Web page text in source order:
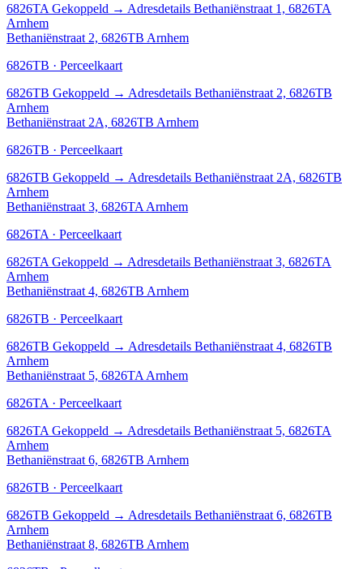
6826TA Gekoppeld → Adresdetails Bethaniënstraat 1, 6826TA
Arnhem
Bethaniënstraat 2, 6826TB Arnhem
6826TB · Perceelkaart
6826TB Gekoppeld → Adresdetails Bethaniënstraat 2, 6826TB
Arnhem
Bethaniënstraat 2A, 6826TB Arnhem
6826TB · Perceelkaart
6826TB Gekoppeld → Adresdetails Bethaniënstraat 2A, 6826TB
Arnhem
Bethaniënstraat 3, 6826TA Arnhem
6826TA · Perceelkaart
6826TA Gekoppeld → Adresdetails Bethaniënstraat 3, 6826TA
Arnhem
Bethaniënstraat 4, 6826TB Arnhem
6826TB · Perceelkaart
6826TB Gekoppeld → Adresdetails Bethaniënstraat 4, 6826TB
Arnhem
Bethaniënstraat 5, 6826TA Arnhem
6826TA · Perceelkaart
6826TA Gekoppeld → Adresdetails Bethaniënstraat 5, 6826TA
Arnhem
Bethaniënstraat 6, 6826TB Arnhem
6826TB · Perceelkaart
6826TB Gekoppeld → Adresdetails Bethaniënstraat 6, 6826TB
Arnhem
Bethaniënstraat 8, 6826TB Arnhem